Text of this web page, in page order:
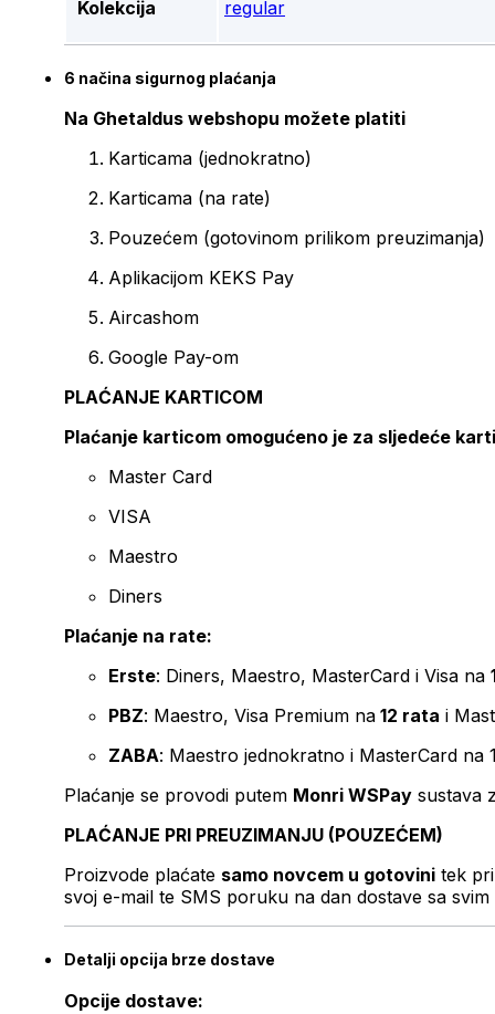
Kolekcija regular
6 načina sigurnog plaćanja
Na Ghetaldus webshopu možete platiti
Karticama (jednokratno)
Karticama (na rate)
Pouzećem (gotovinom prilikom preuzimanja)
Aplikacijom KEKS Pay
Aircashom
Google Pay-om
PLAĆANJE KARTICOM
Plaćanje karticom omogućeno je za sljedeće
Master Card
VISA
Maestro
Diners
Plaćanje na rate:
Erste: Diners, Maestro, MasterCard i Visa na
PBZ: Maestro, Visa Premium na 12 rata i
ZABA: Maestro jednokratno i MasterCard na
Plaćanje se provodi putem Monri WSPay sustava
PLAĆANJE PRI PREUZIMANJU (POUZEĆEM)
Proizvode plaćate samo novcem u gotovini tek
svoj e-mail te SMS poruku na dan dostave sa svim
Detalji opcija brze dostave
Opcije dostave: